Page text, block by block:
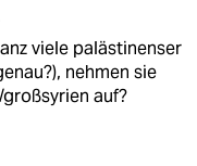
viele palästinenser
nehmen sie
auf?